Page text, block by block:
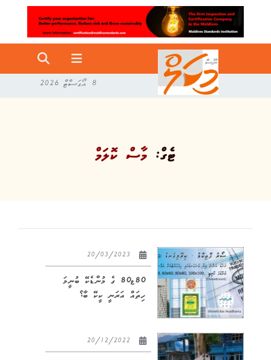
8 އޯގަސްޓް 2026
ޓެގް: މާސް ކޮލަމް
80*80 ގެ މުންޑެކޭ ބުނީމަ
ހިތައް އަރަނީ ކީކޭ ބާ؟